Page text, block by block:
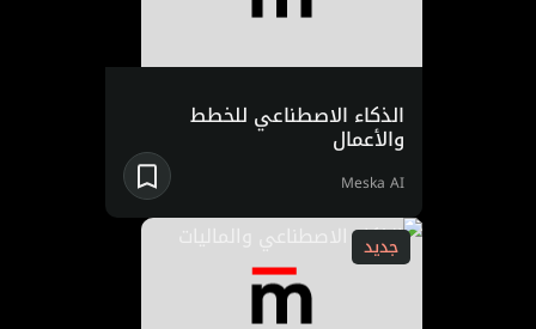
الذكاء الاصطناعي للخطط
والأعمال
Meska AI
جديد